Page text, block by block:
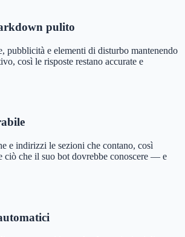
pulito
pubblicità e elementi di disturbo mantenendo
così le risposte restano accurate e
e indirizzi le sezioni che contano, così
ciò che il suo bot dovrebbe conoscere — e